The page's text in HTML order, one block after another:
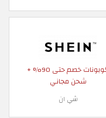
كوبونات خصم حتى 90% +
شحن مجاني
شي ان